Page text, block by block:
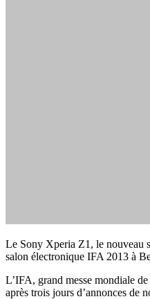
Le Sony Xperia Z1, le nouveau
salon électronique IFA 2013 à
L’IFA, grand messe mondiale
après trois jours d’annonces de